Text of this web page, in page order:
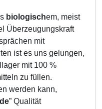
biologischem, meist
Überzeugungskraft
mit
ist es uns gelungen,
mit 100 %
zu füllen.
werden kann,
” Qualität